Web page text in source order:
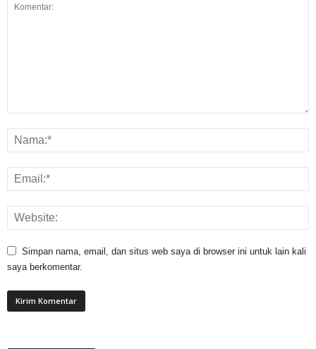
Simpan nama, email, dan situs web saya di browser ini untuk lain kali
saya berkomentar.